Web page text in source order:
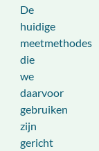
De
huidige
meetmethodes
die
we
daarvoor
gebruiken
zijn
gericht